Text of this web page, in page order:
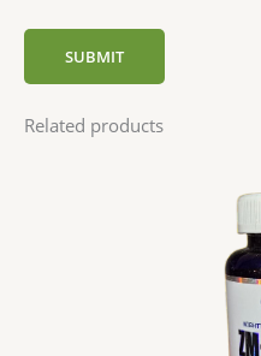
Related products